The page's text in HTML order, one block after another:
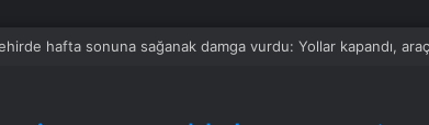
hafta sonuna sağanak damga vurdu: Yollar kapandı,